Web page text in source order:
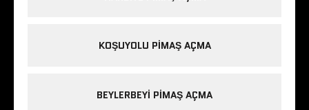
KOŞUYOLU PIMAŞ AÇMA
BEYLERBEYI PIMAŞ AÇMA